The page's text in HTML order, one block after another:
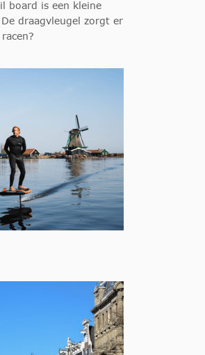
board is een kleine
draagvleugel zorgt er